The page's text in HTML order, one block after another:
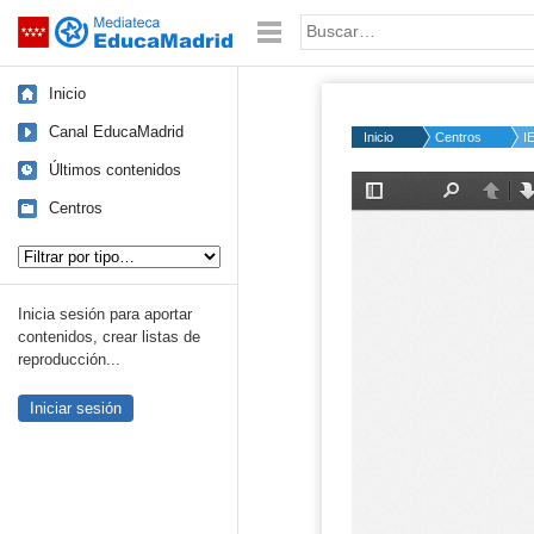
Saltar navegación Palabra o frase:
Inicio
Canal EducaMadrid
Últimos contenidos
Centros
Inicia sesión para aportar
contenidos, crear listas de
reproducción...
Iniciar sesión
Inicio Centros